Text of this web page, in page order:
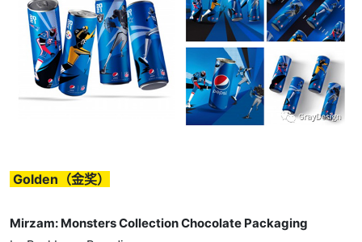
Golden（金奖）
Mirzam: Monsters Collection Chocolate Packaging